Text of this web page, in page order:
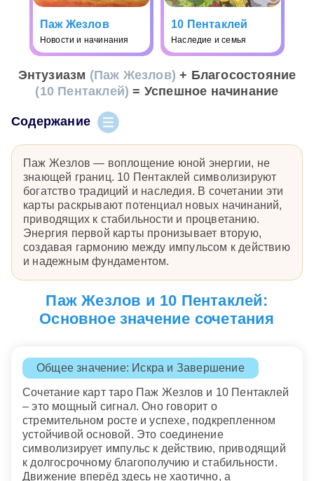
Паж Жезлов
Новости и начинания
10 Пентаклей
Наследие и семья
Энтузиазм (Паж Жезлов) + Благосостояние
(10 Пентаклей) = Успешное начинание
Содержание
Паж Жезлов — воплощение юной энергии, не
знающей границ. 10 Пентаклей символизируют
богатство традиций и наследия. В сочетании эти
карты раскрывают потенциал новых начинаний,
приводящих к стабильности и процветанию.
Энергия первой карты пронизывает вторую,
создавая гармонию между импульсом к действию
и надежным фундаментом.
Паж Жезлов и 10 Пентаклей:
Основное значение сочетания
Общее значение: Искра и Завершение
Сочетание карт таро Паж Жезлов и 10 Пентаклей
– это мощный сигнал. Оно говорит о
стремительном росте и успехе, подкрепленном
устойчивой основой. Это соединение
символизирует импульс к действию, приводящий
к долгосрочному благополучию и стабильности.
Движение вперёд здесь не хаотично, а